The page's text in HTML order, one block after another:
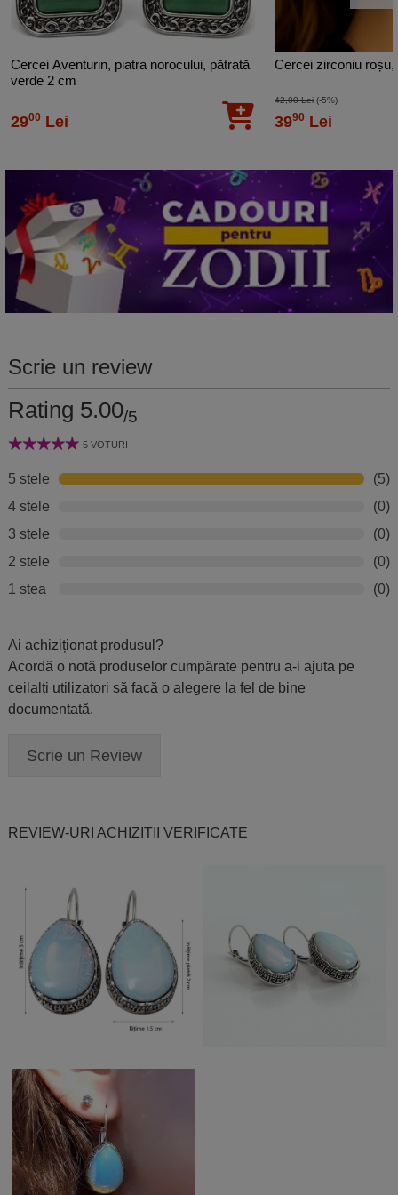
Cercei Aventurin, piatra norocului, pătrată
verde 2 cm
2900 Lei
Cercei zirconiu
42,00 Lei (-5%)
3990 Lei
Scrie un review
Rating 5.00/5
5 VOTURI
5 stele
(5)
4 stele
(0)
3 stele
(0)
2 stele
(0)
1 stea
(0)
Ai achiziționat produsul?
Acordă o notă produselor cumpărate pentru a-i ajuta pe
ceilalți utilizatori să facă o alegere la fel de bine
documentată.
Scrie un Review
REVIEW-URI ACHIZITII VERIFICATE